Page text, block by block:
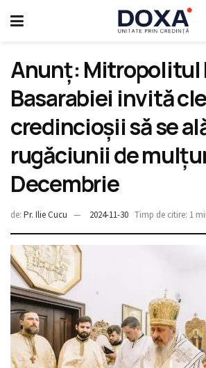
Anunț: Mitropolitul
Basarabiei invită
credincioșii să se
rugăciunii de
Decembrie
de: Pr. Ilie Cucu 2024-11-30 Timp de citire: 1